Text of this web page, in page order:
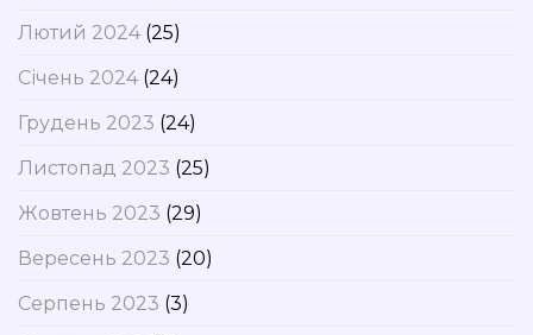
Лютий 2024(25)
Січень 2024(24)
Грудень 2023 (24)
Листопад 2023 (25)
Жовтень 2023 (29)
Вересень 2023 (20)
Серпень 2023 (3)